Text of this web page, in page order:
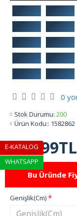
Bu Üründe
Stok Durumu: 200
Ürün Kodu:: 1582862
0
799,99TL
Genişlik(Cm)
E-KATALOG
WHATSAPP